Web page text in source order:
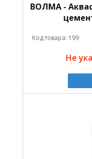
ВОЛМА -
Код товара: 199
Не